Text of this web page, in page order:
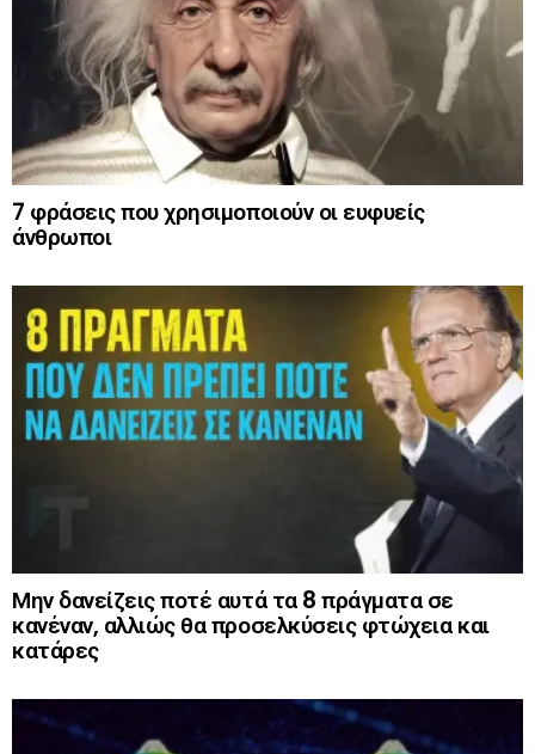
7 φράσεις που χρησιμοποιούν οι ευφυείς
άνθρωποι
Μην δανείζεις ποτέ αυτά τα 8 πράγματα σε
κανέναν, αλλιώς θα προσελκύσεις φτώχεια και
κατάρες